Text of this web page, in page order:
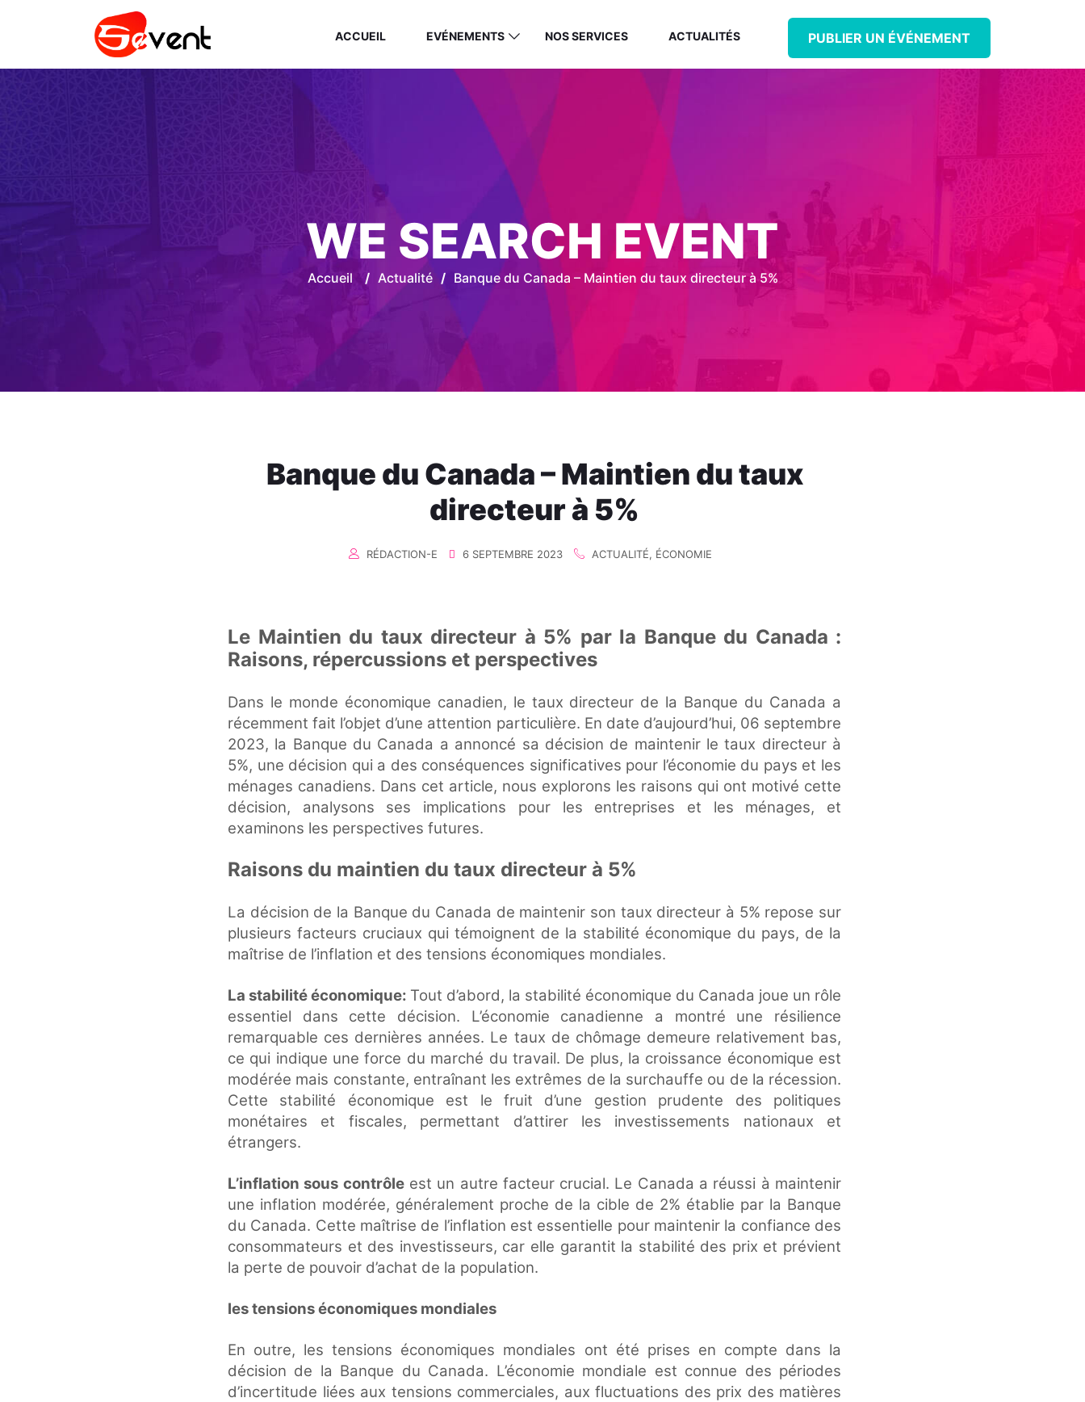
ACCUEIL EVÉNEMENTS NOS SERVICES ACTUALITÉS PUBLIER UN ÉVÉNEMENT
WE SEARCH EVENT
Accueil / Actualité / Banque du Canada – Maintien du taux directeur à 5%
Banque du Canada – Maintien du taux
directeur à 5%
RÉDACTION-E 6 SEPTEMBRE 2023 ACTUALITÉ, ÉCONOMIE
Le Maintien du taux directeur à 5% par la Banque du Canada :
Raisons, répercussions et perspectives
Dans le monde économique canadien, le taux directeur de la Banque du Canada a
récemment fait l’objet d’une attention particulière. En date d’aujourd’hui, 06 septembre
2023, la Banque du Canada a annoncé sa décision de maintenir le taux directeur à
5%, une décision qui a des conséquences significatives pour l’économie du pays et les
ménages canadiens. Dans cet article, nous explorons les raisons qui ont motivé cette
décision, analysons ses implications pour les entreprises et les ménages, et
examinons les perspectives futures.
Raisons du maintien du taux directeur à 5%
La décision de la Banque du Canada de maintenir son taux directeur à 5% repose sur
plusieurs facteurs cruciaux qui témoignent de la stabilité économique du pays, de la
maîtrise de l’inflation et des tensions économiques mondiales.
La stabilité économique: Tout d’abord, la stabilité économique du Canada joue un rôle
essentiel dans cette décision. L’économie canadienne a montré une résilience
remarquable ces dernières années. Le taux de chômage demeure relativement bas,
ce qui indique une force du marché du travail. De plus, la croissance économique est
modérée mais constante, entraînant les extrêmes de la surchauffe ou de la récession.
Cette stabilité économique est le fruit d’une gestion prudente des politiques
monétaires et fiscales, permettant d’attirer les investissements nationaux et
étrangers.
L’inflation sous contrôleest un autre facteur crucial. Le Canada a réussi à maintenir
une inflation modérée, généralement proche de la cible de 2% établie par la Banque
du Canada. Cette maîtrise de l’inflation est essentielle pour maintenir la confiance des
consommateurs et des investisseurs, car elle garantit la stabilité des prix et prévient
la perte de pouvoir d’achat de la population.
les tensions économiques mondiales
En outre, les tensions économiques mondiales ont été prises en compte dans la
décision de la Banque du Canada. L’économie mondiale est connue des périodes
d’incertitude liées aux tensions commerciales, aux fluctuations des prix des matières